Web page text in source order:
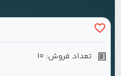
تعداد فروش: 10